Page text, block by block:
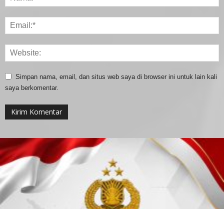
Simpan nama, email, dan situs web saya di browser ini untuk lain kali
saya berkomentar.